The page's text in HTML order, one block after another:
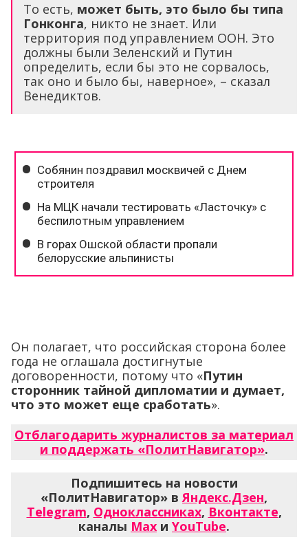
То есть, может быть, это было бы типа
Гонконга, никто не знает. Или
территория под управлением ООН. Это
должны были Зеленский и Путин
определить, если бы это не сорвалось,
так оно и было бы, наверное», – сказал
Венедиктов.
Он полагает, что российская сторона более
года не оглашала достигнутые
договоренности, потому что «Путин
сторонник тайной дипломатии и думает,
что это может еще сработать».
Отблагодарить журналистов за материал
и поддержать «ПолитНавигатор».
Подпишитесь на новости
«ПолитНавигатор» вЯндекс.Дзен,
Telegram, Одноклассниках, Вконтакте,
каналы Max и YouTube.